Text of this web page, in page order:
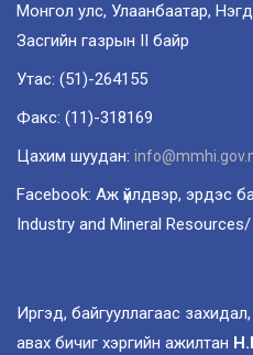
Монгол улс, Улаанбаатар,
Засгийн газрын II байр
Утас: (51)-264155
Факс: (11)-318169
Цахим шуудан:
Facebook: Аж үйлдвэр, эрдэс
Industry and Mineral Resources/
Иргэд, байгууллагаас
авах бичиг хэргийн ажилтан